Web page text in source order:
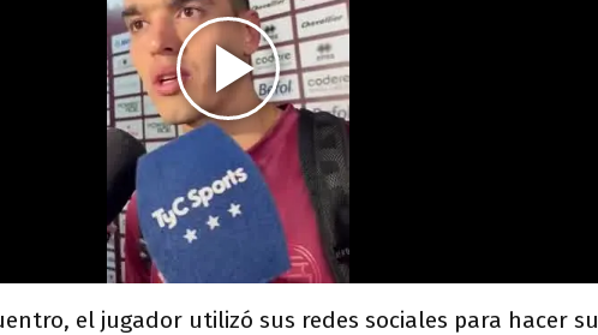
el jugador utilizó sus redes sociales para hacer su